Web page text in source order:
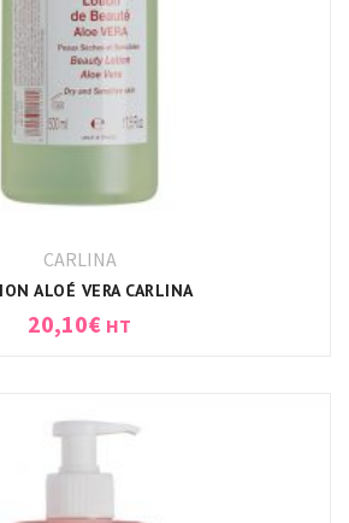
CARLINA
ALOÉ VERA CARLINA
20,10€ HT